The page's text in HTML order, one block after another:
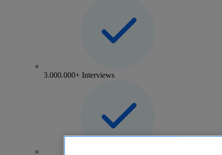
3.000.000+ Interviews